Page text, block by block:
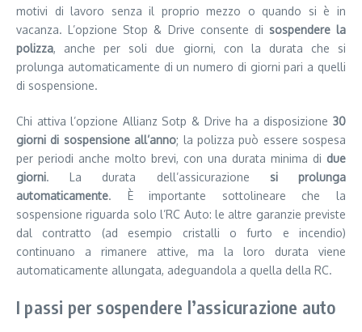
motivi di lavoro senza il proprio mezzo o quando si è in
vacanza. L’opzione Stop & Drive consente di sospendere la
polizza, anche per soli due giorni, con la durata che si
prolunga automaticamente di un numero di giorni pari a quelli
di sospensione.
Chi attiva l’opzione Allianz Sotp & Drive ha a disposizione 30
giorni di sospensione all’anno; la polizza può essere sospesa
per periodi anche molto brevi, con una durata minima di due
giorni. La durata dell’assicurazione si prolunga
automaticamente. È importante sottolineare che la
sospensione riguarda solo l’RC Auto: le altre garanzie previste
dal contratto (ad esempio cristalli o furto e incendio)
continuano a rimanere attive, ma la loro durata viene
automaticamente allungata, adeguandola a quella della RC.
I passi per sospendere l’assicurazione auto